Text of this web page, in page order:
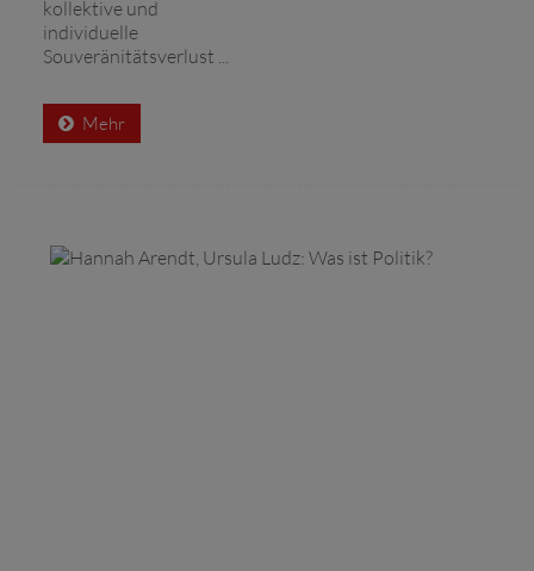
kollektive und
individuelle
Souveränitätsverlust ...
Mehr